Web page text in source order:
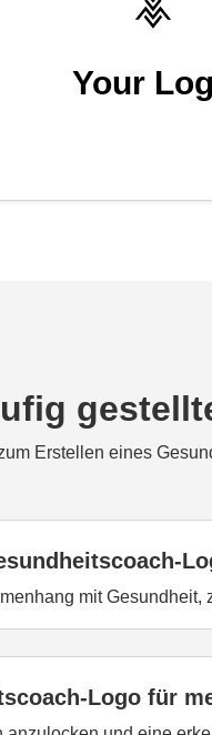
Your
Erstellen eines
mit
Logo für